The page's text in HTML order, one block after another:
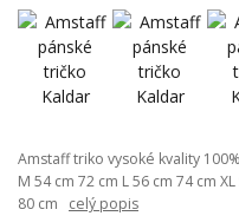
Amstaff triko vysoké kvality
M 54 cm 72 cm L 56 cm 74 cm
80 cm celý popis